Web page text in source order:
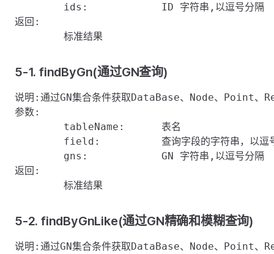
返回:
5-1. findByGn(通过GN查询)
说明:通过GN集合条件获取DataBase、Node、Point
参数:
返回:
5-2. findByGnLike(通过GN精确和模糊查询)
说明:通过GN集合条件获取DataBase、Node、Point